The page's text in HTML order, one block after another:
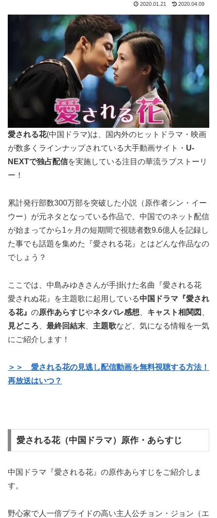
2020.01.21 2020.04.09
愛される花(中国ドラマ)は、国内外のヒットドラマ・映画
が数多くラインナップされている大手動画サイト・ U-
NEXTで独占配信を実施している注目の華流ラブストーリ
ー！
累計発行部数300万部を突破した小説（原作者シン・イー
ウー）が元ネタとなっている作品で、中国でのネット配信
が始まってから1ヶ月の短期間で視聴者数9.6億人を記録し
た事でも話題を集めた『愛される花』とはどんな作品なの
でしょう？
ここでは、中島みゆきさんが手掛けた名曲『愛される花
愛されぬ花』を主題歌に起用している中国ドラマ『愛され
る花』 の原作あらすじやネタバレ感想 キャスト相関図
見どころ
最終回結末 主題歌など、気になる情報を一気
にご紹介します！
＞＞ 愛される花の見逃し配信動画を無料視聴する方法！
再放送はいつ？
愛される花（中国ドラマ）原作・あらすじ
中国ドラマ『愛される花』の原作あらすじをご紹介しま
す。
野心家で人一倍プライドの高い主人公チョン・ジョン（エ